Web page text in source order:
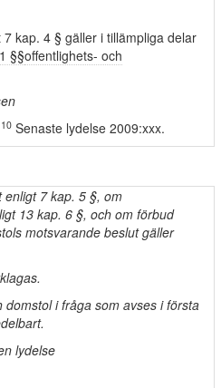
7 kap. 4 § gäller i tillämpliga delar
§§offentlighets- och
10 Senaste lydelse 2009:xxx.
7 kap. 5 §, om
13 kap. 6 §, och om förbud
motsvarande beslut gäller
domstol i fråga som avses i första
lydelse